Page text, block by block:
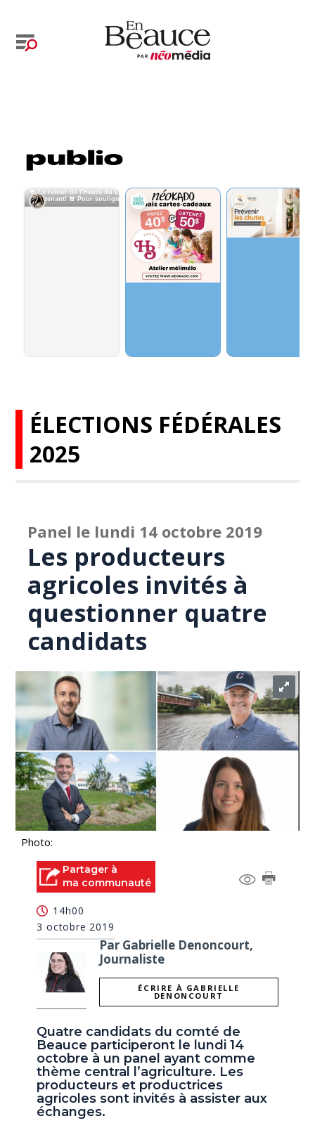
ÉLECTIONS FÉDÉRALES
2025
Panel le lundi 14 octobre 2019
Les producteurs
agricoles invités à
questionner quatre
candidats
Photo:
Partager à
ma communauté
14h00
3 octobre 2019
Par Gabrielle Denoncourt,
Journaliste
ÉCRIRE À GABRIELLE
DENONCOURT
Quatre candidats du comté de
Beauce participeront le lundi 14
octobre à un panel ayant comme
thème central l’agriculture. Les
producteurs et productrices
agricoles sont invités à assister aux
échanges.